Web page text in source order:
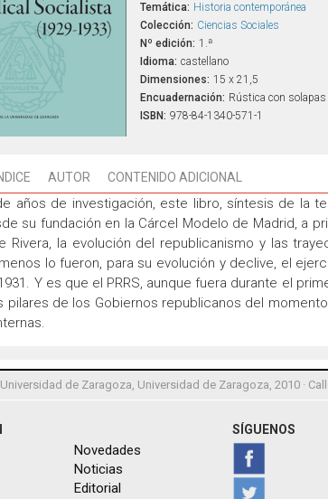
Temática: Historia contemporánea
Colección: Ciencias Sociales
Nº edición: 1.ª
Idioma: castellano
Dimensiones: 15 x 21,5
Encuadernación: Rústica con solapas
ISBN: 978-84-1340-571-1
AUTOR CONTENIDO ADICIONAL
años de investigación, este libro, síntesis de la
su fundación en la Cárcel Modelo de Madrid, a
Rivera, la evolución del republicanismo y las
lo fueron, para su evolución y declive, el
Y es que el PRRS, aunque fuera durante el
pilares de los Gobiernos republicanos del
de Zaragoza, Universidad de Zaragoza, 2010 ·
Novedades
Noticias
Editorial
SÍGUENOS